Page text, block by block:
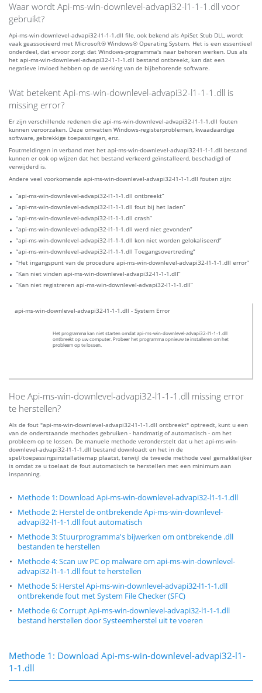
Waar wordt Api-ms-win-downlevel-advapi32-l1-1-1.dll voor
gebruikt?
Api-ms-win-downlevel-advapi32-l1-1-1.dll file, ook bekend als ApiSet Stub DLL, wordt
vaak geassocieerd met Microsoft® Windows® Operating System. Het is een essentieel
onderdeel, dat ervoor zorgt dat Windows-programma's naar behoren werken. Dus als
het api-ms-win-downlevel-advapi32-l1-1-1.dll bestand ontbreekt, kan dat een
negatieve invloed hebben op de werking van de bijbehorende software.
Wat betekent Api-ms-win-downlevel-advapi32-l1-1-1.dll is
missing error?
Er zijn verschillende redenen die api-ms-win-downlevel-advapi32-l1-1-1.dll fouten
kunnen veroorzaken. Deze omvatten Windows-registerproblemen, kwaadaardige
software, gebrekkige toepassingen, enz.
Foutmeldingen in verband met het api-ms-win-downlevel-advapi32-l1-1-1.dll bestand
kunnen er ook op wijzen dat het bestand verkeerd geïnstalleerd, beschadigd of
verwijderd is.
Andere veel voorkomende api-ms-win-downlevel-advapi32-l1-1-1.dll fouten zijn:
“api-ms-win-downlevel-advapi32-l1-1-1.dll ontbreekt”
“api-ms-win-downlevel-advapi32-l1-1-1.dll fout bij het laden”
“api-ms-win-downlevel-advapi32-l1-1-1.dll crash”
“api-ms-win-downlevel-advapi32-l1-1-1.dll werd niet gevonden”
“api-ms-win-downlevel-advapi32-l1-1-1.dll kon niet worden gelokaliseerd”
“api-ms-win-downlevel-advapi32-l1-1-1.dll Toegangsovertreding”
“Het ingangspunt van de procedure api-ms-win-downlevel-advapi32-l1-1-1.dll error”
“Kan niet vinden api-ms-win-downlevel-advapi32-l1-1-1.dll”
“Kan niet registreren api-ms-win-downlevel-advapi32-l1-1-1.dll”
api-ms-win-downlevel-advapi32-l1-1-1.dll - System Error
Het programma kan niet starten omdat api-ms-win-downlevel-advapi32-l1-1-1.dll
ontbreekt op uw computer. Probeer het programma opnieuw te installeren om het
probleem op te lossen.
Hoe Api-ms-win-downlevel-advapi32-l1-1-1.dll missing error
te herstellen?
Als de fout "api-ms-win-downlevel-advapi32-l1-1-1.dll ontbreekt" optreedt, kunt u een
van de onderstaande methodes gebruiken - handmatig of automatisch - om het
probleem op te lossen. De manuele methode veronderstelt dat u het api-ms-win-
downlevel-advapi32-l1-1-1.dll bestand downloadt en het in de
spel/toepassingsinstallatiemap plaatst, terwijl de tweede methode veel gemakkelijker
is omdat ze u toelaat de fout automatisch te herstellen met een minimum aan
inspanning.
Methode 1: Download Api-ms-win-downlevel-advapi32-l1-1-1.dll
Methode 2: Herstel de ontbrekende Api-ms-win-downlevel-
advapi32-l1-1-1.dll fout automatisch
Methode 3: Stuurprogramma's bijwerken om ontbrekende .dll
bestanden te herstellen
Methode 4: Scan uw PC op malware om api-ms-win-downlevel-
advapi32-l1-1-1.dll fout te herstellen
Methode 5: Herstel Api-ms-win-downlevel-advapi32-l1-1-1.dll
ontbrekende fout met System File Checker (SFC)
Methode 6: Corrupt Api-ms-win-downlevel-advapi32-l1-1-1.dll
bestand herstellen door Systeemherstel uit te voeren
Methode 1: Download Api-ms-win-downlevel-advapi32-l1-
1-1.dll